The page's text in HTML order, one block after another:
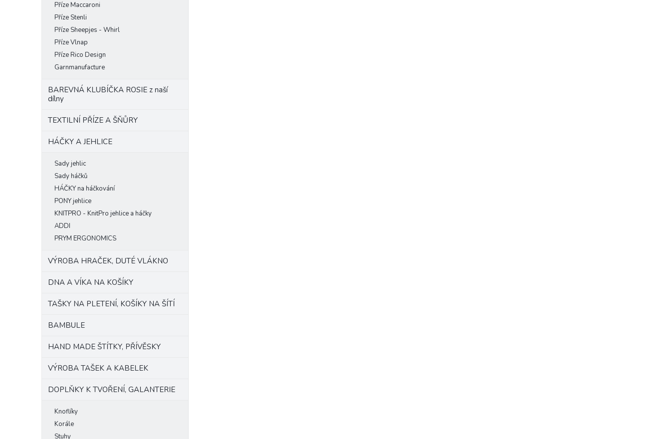
Příze Maccaroni
Příze Stenli
Příze Sheepjes - Whirl
Příze Vlnap
Příze Rico Design
Garnmanufacture
BAREVNÁ KLUBÍČKA ROSIE z naší
dílny
TEXTILNÍ PŘÍZE A ŠŇŮRY
HÁČKY A JEHLICE
Sady jehlic
Sady háčků
HÁČKY na háčkování
PONY jehlice
KNITPRO - KnitPro jehlice a háčky
ADDI
PRYM ERGONOMICS
VÝROBA HRAČEK, DUTÉ VLÁKNO
DNA A VÍKA NA KOŠÍKY
TAŠKY NA PLETENÍ, KOŠÍKY NA ŠÍTÍ
BAMBULE
HAND MADE ŠTÍTKY, PŘÍVĚSKY
VÝROBA TAŠEK A KABELEK
DOPLŇKY K TVOŘENÍ, GALANTERIE
Knoflíky
Korále
Stuhy